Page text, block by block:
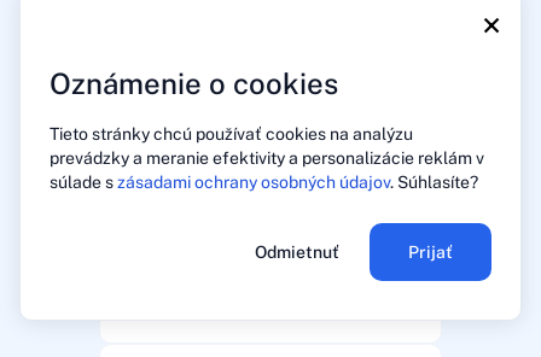
×
Oznámenie o cookies
Tieto stránky chcú používať cookies na analýzu
prevádzky a meranie efektivity a personalizácie reklám v
súlade szásadami ochrany osobných údajov. Súhlasíte?
Odmietnuť Prijať
vs